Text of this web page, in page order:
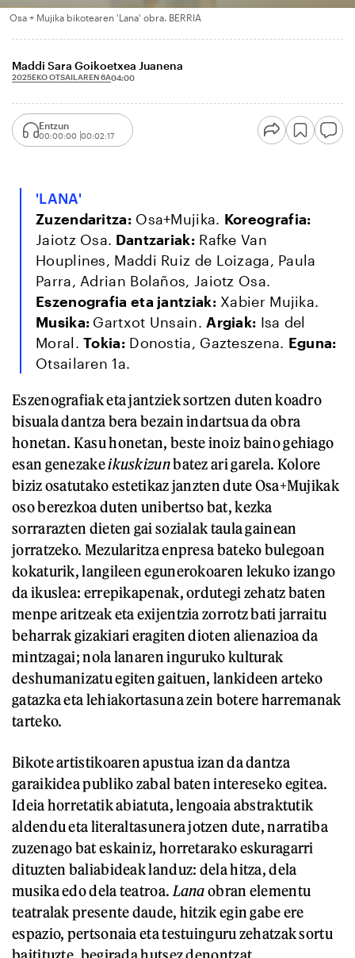
Osa + Mujika bikotearen 'Lana' obra. BERRIA
Maddi Sara Goikoetxea Juanena
2025EKO OTSAILAREN 6A04:00
Entzun
00:00:00 00:02:17
'LANA'
Zuzendaritza:Osa+Mujika. Koreografia:
Jaiotz Osa. Dantzariak:Rafke Van
Houplines, Maddi Ruiz de Loizaga, Paula
Parra, Adrian Bolaños, Jaiotz Osa.
Eszenografia eta jantziak:Xabier Mujika.
Musika: Gartxot Unsain.Argiak: Isa del
Moral.Tokia:Donostia, Gazteszena. Eguna:
Otsailaren 1a.
Eszenografiak eta jantziek sortzen duten koadro
bisuala dantza bera bezain indartsua da obra
honetan. Kasu honetan, beste inoiz baino gehiago
esan genezakeikuskizunbatez ari garela. Kolore
biziz osatutako estetikaz janzten dute Osa+Mujikak
oso berezkoa duten unibertso bat, kezka
sorrarazten dieten gai sozialak taula gainean
jorratzeko. Mezularitza enpresa bateko bulegoan
kokaturik, langileen egunerokoaren lekuko izango
da ikuslea: errepikapenak, ordutegi zehatz baten
menpe aritzeak eta exijentzia zorrotz bati jarraitu
beharrak gizakiari eragiten dioten alienazioa da
mintzagai; nola lanaren inguruko kulturak
deshumanizatu egiten gaituen, lankideen arteko
gatazka eta lehiakortasuna zein botere harremanak
tarteko.
Bikote artistikoaren apustua izan da dantza
garaikidea publiko zabal baten intereseko egitea.
Ideia horretatik abiatuta, lengoaia abstraktutik
aldendu eta literaltasunera jotzen dute, narratiba
zuzenago bat eskainiz, horretarako eskuragarri
dituzten baliabideak landuz: dela hitza, dela
musika edo dela teatroa. Lanaobran elementu
teatralak presente daude, hitzik egin gabe ere
espazio, pertsonaia eta testuinguru zehatzak sortu
baitituzte, begirada hutsez denontzat